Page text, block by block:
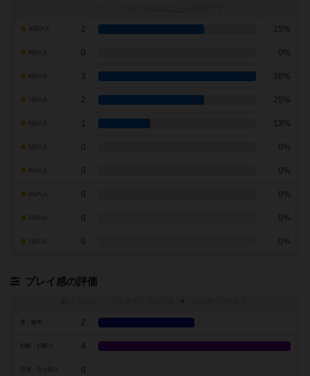
2 25%
0 0%
3 38%
7点の人 2 25%
1 13%
0 0%
0 0%
0 0%
0 0%
0 0%
プレイ感の評価
※
2
戦略・判断力 4
0